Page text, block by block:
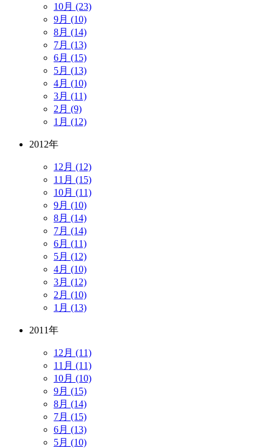
10月 (23)
9月 (10)
8月 (14)
7月 (13)
6月 (15)
5月 (13)
4月 (10)
3月 (11)
2月 (9)
1月 (12)
2012年
12月 (12)
11月 (15)
10月 (11)
9月 (10)
8月 (14)
7月 (14)
6月 (11)
5月 (12)
4月 (10)
3月 (12)
2月 (10)
1月 (13)
2011年
12月 (11)
11月 (11)
10月 (10)
9月 (15)
8月 (14)
7月 (15)
6月 (13)
5月 (10)